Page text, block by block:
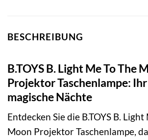
BESCHREIBUNG
B.TOYS B. Light Me To The
Projektor Taschenlampe:
magische Nächte
Entdecken Sie die B.TOYS B. Light
Moon Projektor Taschenlampe,